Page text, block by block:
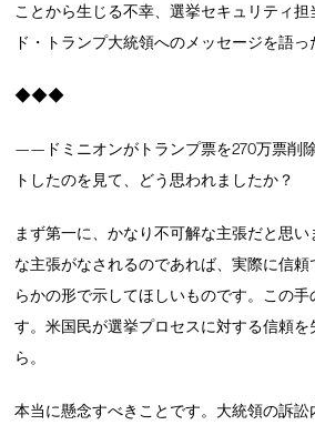
ことから生じる不幸、選挙セキュリティ
ド・トランプ大統領へのメッセージを語っ
◆◆◆
——ドミニオンがトランプ票を270万票削
トしたのを見て、どう思われましたか？
まず第一に、かなり不可解な主張だと思
な主張がなされるのであれば、実際に信
らかの形で示してほしいものです。この手
す。米国民が選挙プロセスに対する信頼
ら。
本当に懸念すべきことです。大統領の訴